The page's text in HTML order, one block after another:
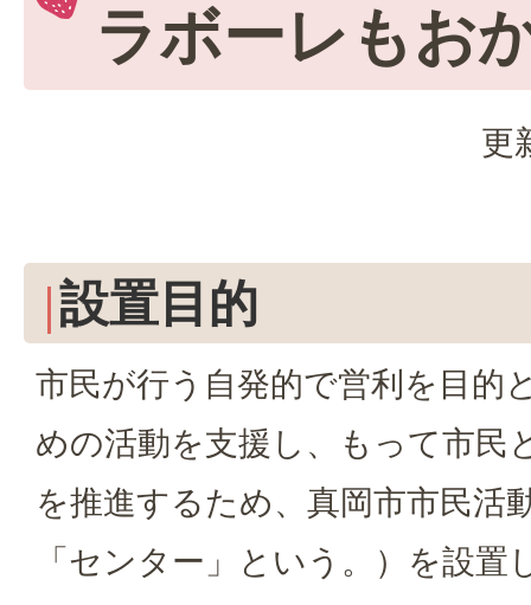
ラボーレもお
更
設置目的
市民が行う自発的で営利を目的
めの活動を支援し、もって市民
を推進するため、真岡市市民活
「センター」という。）を設置